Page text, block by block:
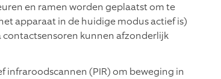
en ramen worden geplaatst om te
apparaat in de huidige modus actief is)
kunnen afzonderlijk
infraroodscannen (PIR) om beweging in